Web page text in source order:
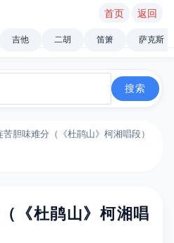
首页 返回
吉他 二胡 笛箫 萨克斯
苦胆味难分（《杜鹃山》柯湘唱段）
《杜鹃山》柯湘唱